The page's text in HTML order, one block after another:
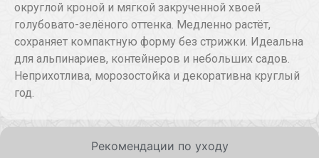
Рекомендации по уходу
округлой кроной и мягкой закрученной хвоей
голубовато-зелёного оттенка. Медленно растёт,
сохраняет компактную форму без стрижки. Идеальна
для альпинариев, контейнеров и небольших садов.
Неприхотлива, морозостойка и декоративна круглый
год.